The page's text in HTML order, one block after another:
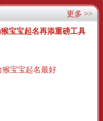
更多 >>
宝宝起名再添重磅工具
猴宝宝起名最好